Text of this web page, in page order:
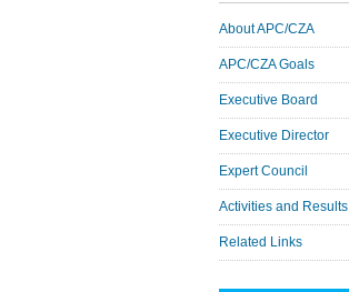
About APC/CZA
APC/CZA Goals
Executive Board
Executive Director
Expert Council
Activities and Results
Related Links